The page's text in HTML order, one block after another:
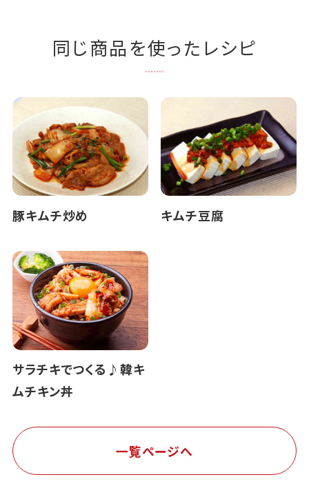
同じ商品を使ったレシピ
豚キムチ炒め キムチ豆腐
サラチキでつくる♪韓キ
ムチキン丼
一覧ページへ